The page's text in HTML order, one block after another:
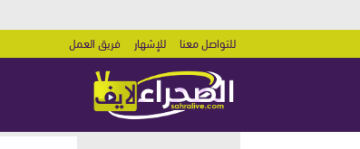
للتواصل معنا للإشهار فريق العمل